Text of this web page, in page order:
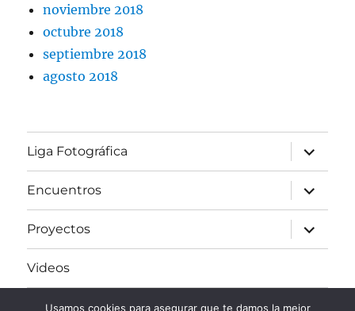
noviembre 2018
octubre 2018
septiembre 2018
agosto 2018
Liga Fotográfica
expande
el
menú
inferior
Encuentros
expande
el
menú
inferior
Proyectos
expande
el
menú
Videos
Enlaces de interés
Usamos cookies para asegurar que te damos la mejor